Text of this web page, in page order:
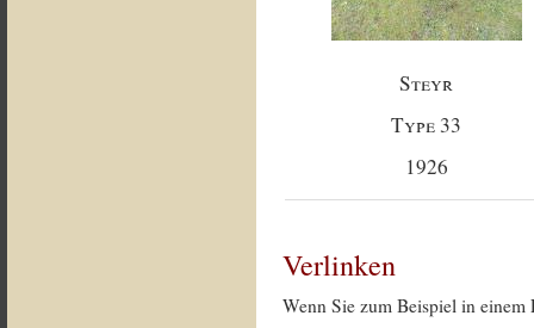
Steyr
Type 33
1926
Verlinken
Wenn Sie zum Beispiel in